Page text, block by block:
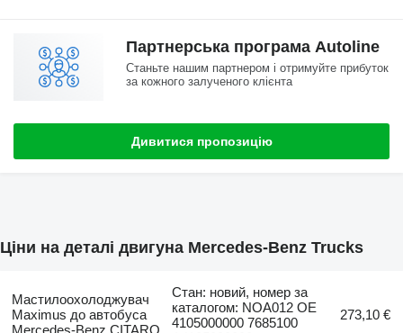
Партнерська програма Autoline
Станьте нашим партнером і отримуйте прибуток
за кожного залученого клієнта
Дивитися пропозицію
Ціни на деталі двигуна Mercedes-Benz Trucks
Мастилоохолоджувач
Maximus до автобуса
Mercedes-Benz CITARO
Стан: новий, номер за
каталогом: NOA012 OE
4105000000 7685100
273,10 €